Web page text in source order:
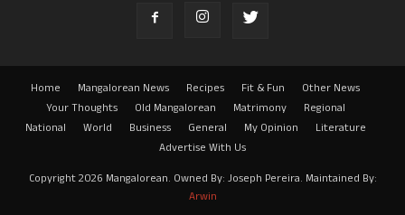
Home Mangalorean News Recipes Fit & Fun
Other News
Your Thoughts
Old Mangalorean Matrimony
Regional
National
World Business General My Opinion
Literature
Advertise With Us
Copyright 2026 Mangalorean. Owned By: Joseph Pereira. Maintained By:
Arwin